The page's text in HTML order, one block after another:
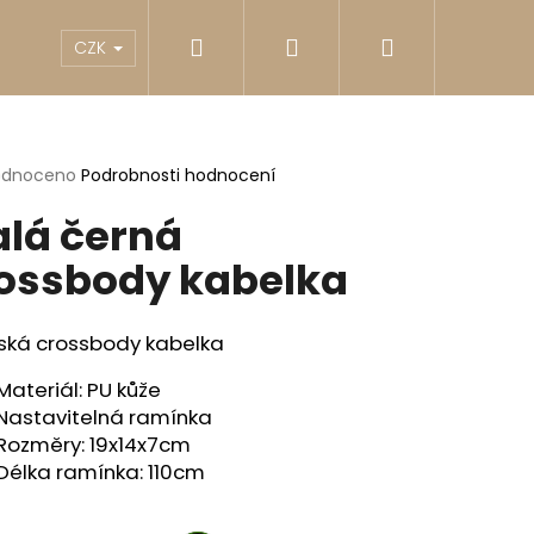
Reklamace Obchodní podmínky
CZK Přihlášení
Podrobnosti hodnocení
černá
kabelka
crossbody kabelka
PU kůže
ramínka
19x14x7cm
ramínka: 110cm